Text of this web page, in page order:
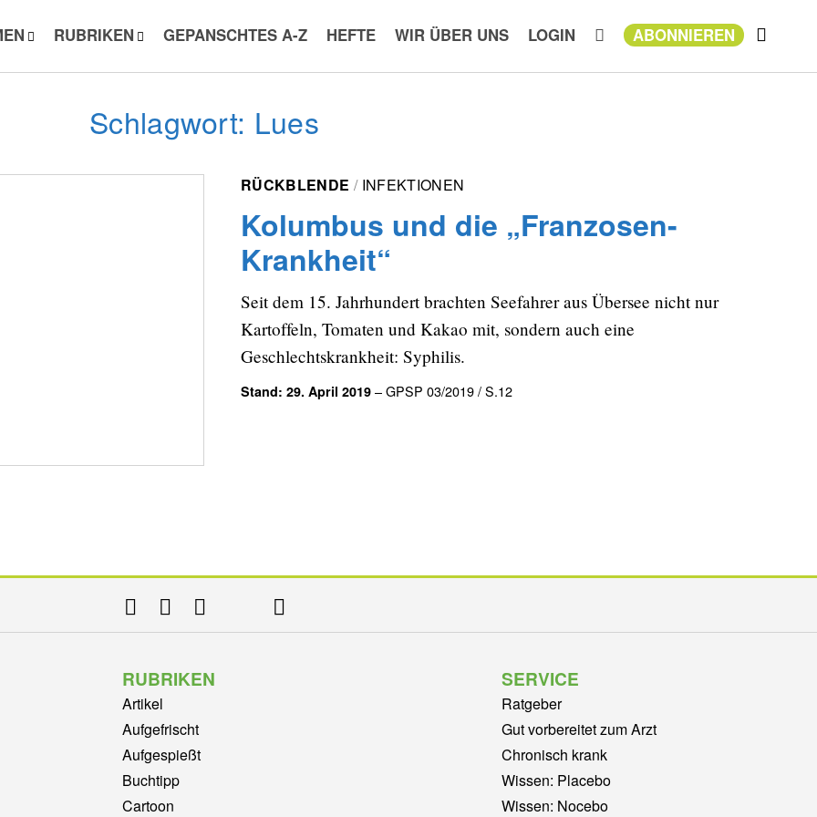
RUBRIKEN GEPANSCHTES A-Z HEFTE WIR ÜBER UNS LOGIN ABONNIEREN
Schlagwort: Lues
RÜCKBLENDE INFEKTIONEN
Kolumbus und die „Franzosen-
Krankheit“
Seit dem 15. Jahrhundert brachten Seefahrer aus Übersee nicht nur
Kartoffeln, Tomaten und Kakao mit, sondern auch eine
Geschlechtskrankheit: Syphilis.
Stand: 29. April 2019 – GPSP 03/2019 / S.12
RUBRIKEN
Artikel
Aufgefrischt
Aufgespießt
Buchtipp
Cartoon
SERVICE
Ratgeber
Gut vorbereitet zum Arzt
Chronisch krank
Wissen: Placebo
Wissen: Nocebo